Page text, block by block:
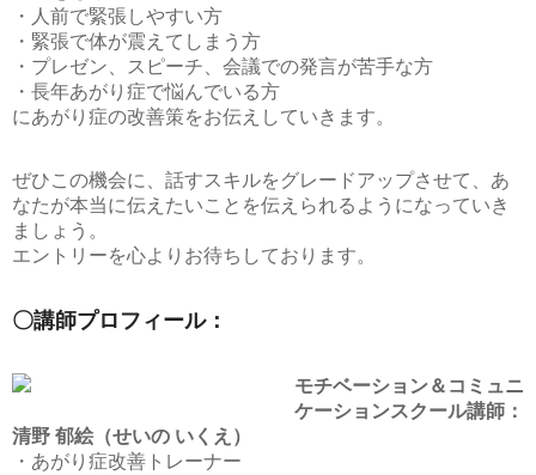
・人前で緊張しやすい方
・緊張で体が震えてしまう方
・プレゼン、スピーチ、会議での発言が苦手な方
・長年あがり症で悩んでいる方
にあがり症の改善策をお伝えしていきます。
ぜひこの機会に、話すスキルをグレードアップさせて、あ
なたが本当に伝えたいことを伝えられるようになっていき
ましょう。
エントリーを心よりお待ちしております。
〇講師プロフィール：
モチベーション＆コミュニ
ケーションスクール講師：
清野 郁絵（せいの いくえ）
・あがり症改善トレーナー